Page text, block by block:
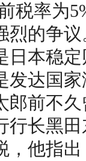
税率为
的争议
日本稳
发达国
郎前不
行长黑
，他指